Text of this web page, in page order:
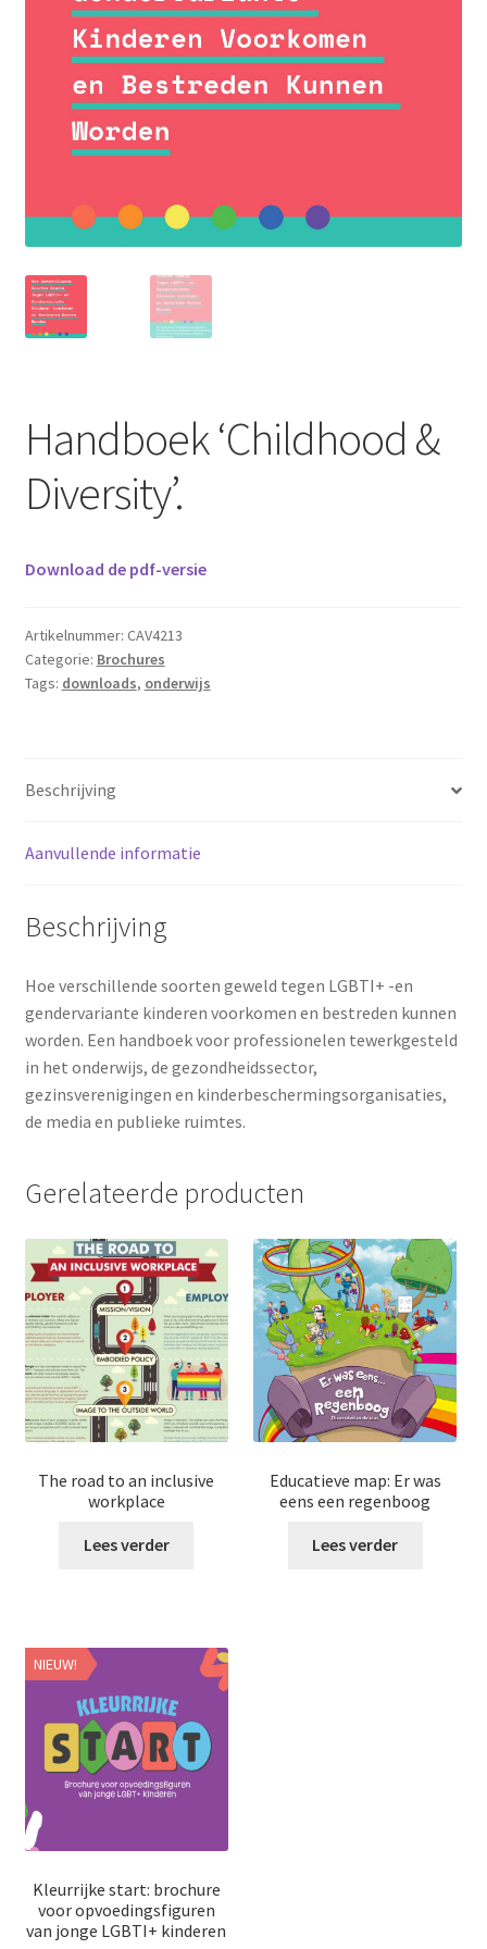
Handboek ‘Childhood &
Diversity’.
Download de pdf-versie
Artikelnummer: CAV4213
Categorie: Brochures
Tags: downloads, onderwijs
Beschrijving
Aanvullende informatie
Beschrijving
Hoe verschillende soorten geweld tegen LGBTI+ -en
gendervariante kinderen voorkomen en bestreden kunnen
worden. Een handboek voor professionelen tewerkgesteld
in het onderwijs, de gezondheidssector,
gezinsverenigingen en kinderbeschermingsorganisaties,
de media en publieke ruimtes.
Gerelateerde producten
The road to an inclusive
workplace
Lees verder
Educatieve map: Er was
eens een regenboog
Lees verder
NIEUW!
Kleurrijke start: brochure
voor opvoedingsfiguren
van jonge LGBTI+ kinderen